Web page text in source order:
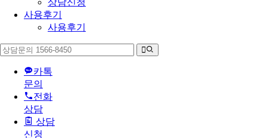
사용후기
사용후기
카톡
문의
전화
상담
상담
신청